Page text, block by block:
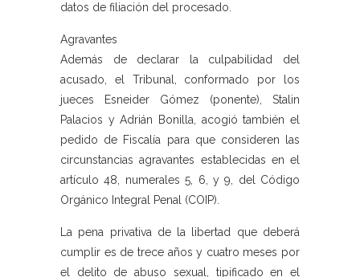
datos de filiación del procesado.
Agravantes
Además de declarar la culpabilidad del
acusado, el Tribunal, conformado por los
jueces Esneider Gómez (ponente), Stalin
Palacios y Adrián Bonilla, acogió también el
pedido de Fiscalía para que consideren las
circunstancias agravantes establecidas en el
artículo 48, numerales 5, 6, y 9, del Código
Orgánico Integral Penal (COIP).
La pena privativa de la libertad que deberá
cumplir es de trece años y cuatro meses por
el delito de abuso sexual, tipificado en el